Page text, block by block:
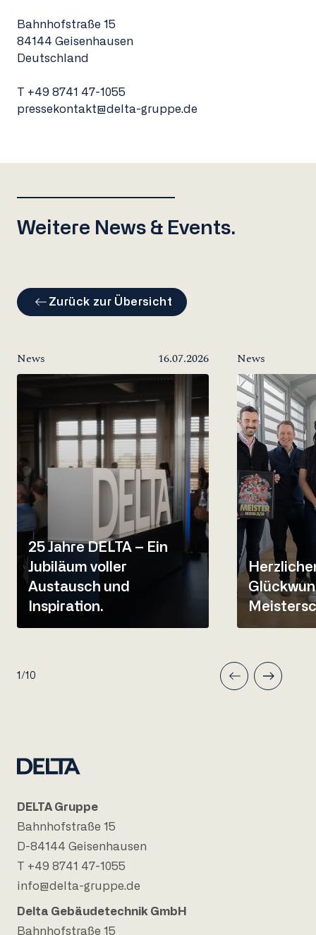
Bahnhofstraße 15
84144 Geisenhausen
Deutschland
T +49 8741 47-1055
pressekontakt@delta-gruppe.de
Weitere News & Events.
Zurück zur Übersicht
News 16.07.2026
25 Jahre DELTA – Ein
Jubiläum voller
Austausch und
Inspiration.
News
1/10
DELTA Gruppe
Bahnhofstraße 15
D-84144 Geisenhausen
T +49 8741 47-1055
info@delta-gruppe.de
Delta Gebäudetechnik GmbH
Bahnhofstraße 15